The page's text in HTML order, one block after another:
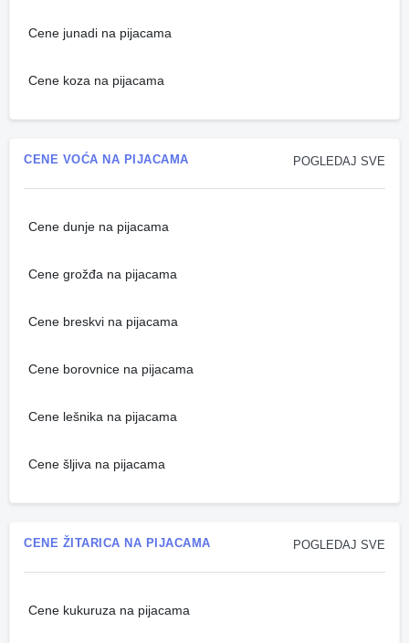
Cene junadi na pijacama
Cene koza na pijacama
POGLEDAJ SVE
CENE VOĆA NA PIJACAMA
Cene dunje na pijacama
Cene grožđa na pijacama
Cene breskvi na pijacama
Cene borovnice na pijacama
Cene lešnika na pijacama
Cene šljiva na pijacama
POGLEDAJ SVE
CENE ŽITARICA NA PIJACAMA
Cene kukuruza na pijacama